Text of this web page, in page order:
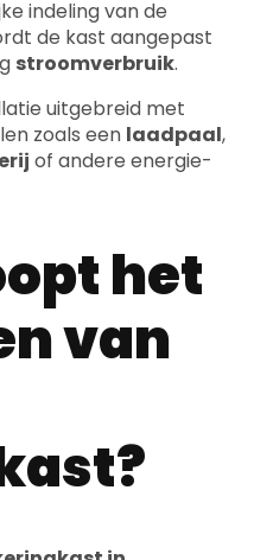
indeling van de
de kast aangepast
stroomverbruik.
uitgebreid met
zoals een laadpaal,
of andere energie-
het
van